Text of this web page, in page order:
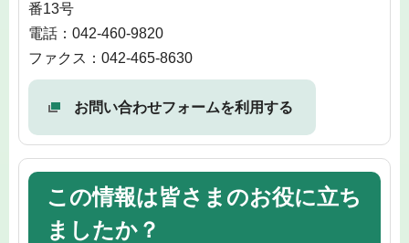
番13号
電話：042-460-9820
ファクス：042-465-8630
お問い合わせフォームを利用する
この情報は皆さまのお役に立ち
ましたか？